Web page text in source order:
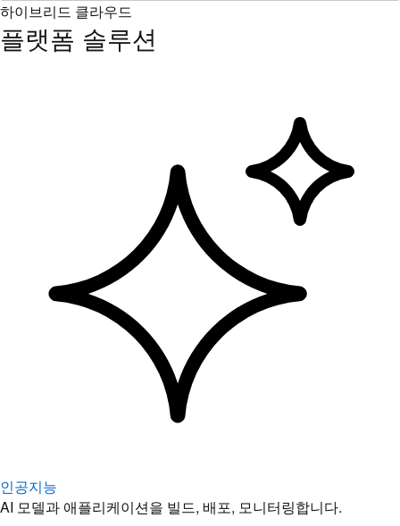
하이브리드 클라우드
플랫폼 솔루션
인공지능
AI 모델과 애플리케이션을 빌드, 배포, 모니터링합니다.